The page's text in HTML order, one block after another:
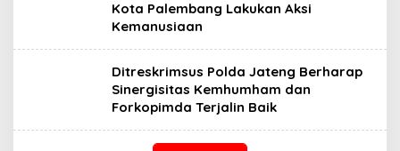
Kota Palembang Lakukan Aksi
Kemanusiaan
Ditreskrimsus Polda Jateng Berharap
Sinergisitas Kemhumham dan
Forkopimda Terjalin Baik